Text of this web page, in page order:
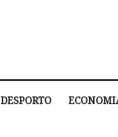
DESPORTO